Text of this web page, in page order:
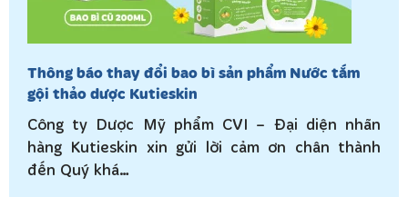
Thông báo thay đổi bao bì sản phẩm Nước tắm
gội thảo dược Kutieskin
Công ty Dược Mỹ phẩm CVI – Đại diện nhãn
hàng Kutieskin xin gửi lời cảm ơn chân thành
đến Quý khá…